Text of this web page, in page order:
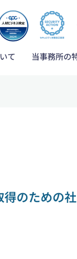
て 当事務所の
のための